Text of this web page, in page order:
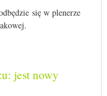
się w plenerze
jest nowy